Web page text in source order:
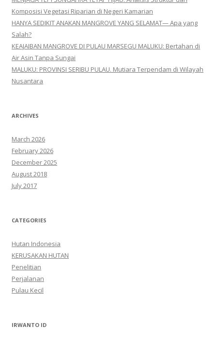
Komposisi Vegetasi Riparian di Negeri Kamarian
HANYA SEDIKIT ANAKAN MANGROVE YANG SELAMAT— Apa yang
Salah?
KEAJAIBAN MANGROVE DI PULAU MARSEGU MALUKU: Bertahan di
Air Asin Tanpa Sungai
MALUKU: PROVINSI SERIBU PULAU. Mutiara Terpendam di Wilayah
Nusantara
ARCHIVES
March 2026
February 2026
December 2025
August 2018
July 2017
CATEGORIES
Hutan Indonesia
KERUSAKAN HUTAN
Penelitian
Perjalanan
Pulau Kecil
IRWANTO ID